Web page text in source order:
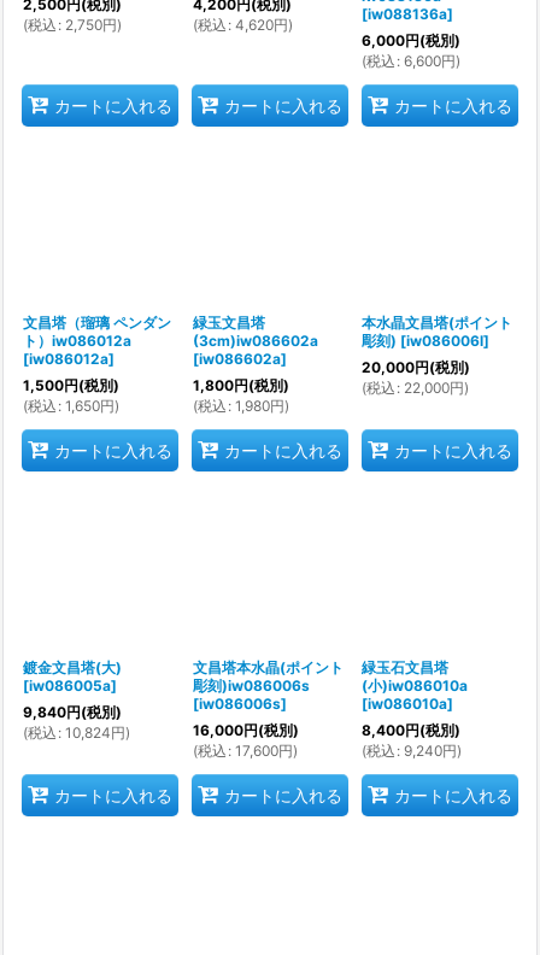
2,500円 (税別)
(税込 : 2,750円)
カートに入れる
4,200円 (税別)
(税込 : 4,620円)
カートに入れる
[iw088136a]
6,000円(税別)
(税込 : 6,600円)
カートに入れる
文昌塔（瑠璃 ペンダン
ト）iw086012a
[iw086012a]
1,500円(税別)
(税込 : 1,650円)
カートに入れる
緑玉文昌塔
(3cm)iw086602a
[iw086602a]
1,800円(税別)
(税込 : 1,980円)
カートに入れる
本水晶文昌塔(ポイント
彫刻) [iw086006l]
20,000円(税別)
(税込 : 22,000円)
カートに入れる
鍍金文昌塔(大)
[iw086005a]
9,840円(税別)
(税込 : 10,824円)
カートに入れる
文昌塔本水晶(ポイント
彫刻)iw086006s
[iw086006s]
16,000円(税別)
(税込 : 17,600円)
カートに入れる
緑玉石文昌塔
(小)iw086010a
[iw086010a]
8,400円(税別)
(税込 : 9,240円)
カートに入れる